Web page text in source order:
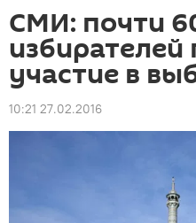
СМИ: почти
избирателей
участие в
10:21 27.02.2016